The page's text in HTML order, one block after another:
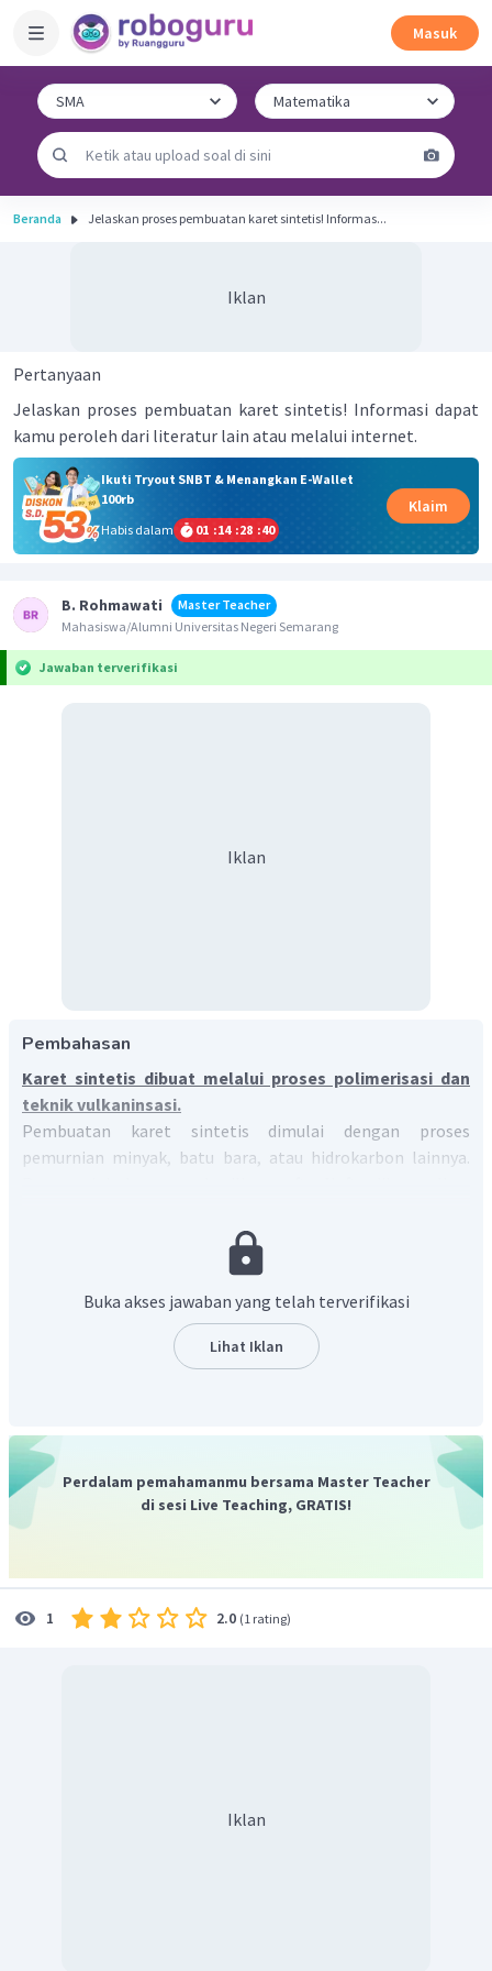
Masuk
Beranda Jelaskan proses pembuatan karet sintetis! Informas...
Iklan
Pertanyaan
Jelaskan proses pembuatan karet sintetis! Informasi dapat
kamu peroleh dari literatur lain atau melalui internet.
Ikuti Tryout SNBT & Menangkan E-Wallet
100rb
Habis dalam
01 :14 :28 :40
Klaim
B. Rohmawati
Master Teacher
Mahasiswa/Alumni Universitas Negeri Semarang
Jawaban terverifikasi
Iklan
Pembahasan
Karet sintetis dibuat melalui proses polimerisasi dan
teknik vulkaninsasi.
Pembuatan karet sintetis dimulai dengan proses
pemurnian minyak, batu bara, atau hidrokarbon lainnya.
monomer seperti stirena dan isoprena yang merupakan
komponen penting untuk pembuatan karet sintetis.
baik melalui polimerisasi emulsi atau polimerisasi larutan.
Polimer yang dihasilkan adalah lateks atau karet yang
selanjutnya diproses menggunakan teknik vulkanisasi
dan teknik vulkanisasi.
Buka akses jawaban yang telah terverifikasi
Lihat Iklan
Perdalam pemahamanmu bersama Master Teacher
di sesi Live Teaching, GRATIS!
1 2.0 (1 rating)
Iklan